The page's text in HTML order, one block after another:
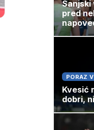
Sanjski
pred
PORAZ
Kvesić
dobri,